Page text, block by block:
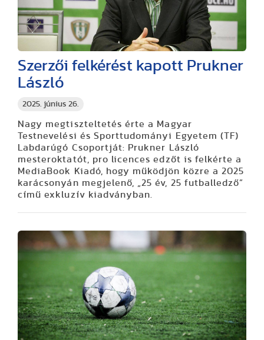
2025. június 26.
Szerzői felkérést kapott Prukner
László
Nagy megtiszteltetés érte a Magyar
Testnevelési és Sporttudományi Egyetem (TF)
Labdarúgó Csoportját: Prukner László
mesteroktatót, pro licences edzőt is felkérte a
MediaBook Kiadó, hogy működjön közre a 2025
karácsonyán megjelenő, „25 év, 25 futballedző”
című exkluzív kiadványban.